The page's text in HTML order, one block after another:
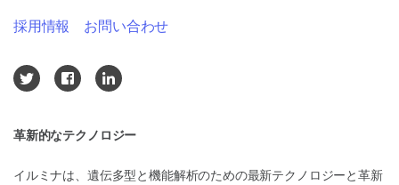
革新的なテクノロジー
イルミナは、遺伝多型と機能解析のための最新テクノロジーと革新
採用情報 お問い合わせ